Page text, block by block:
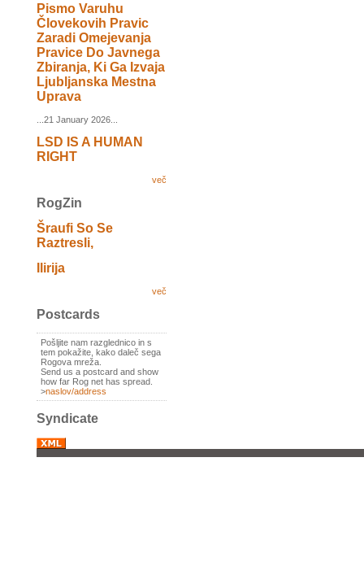
Pismo Varuhu
Človekovih Pravic
Zaradi Omejevanja
Pravice Do Javnega
Zbiranja, Ki Ga Izvaja
Ljubljanska Mestna
Uprava
...21 January 2026...
LSD IS A HUMAN
RIGHT
več
RogZin
Šraufi So Se
Raztresli,
Ilirija
več
Postcards
Pošljite nam razglednico in s
tem pokažite, kako daleč sega
Rogova mreža.
Send us a postcard and show
how far Rog net has spread.
>naslov/address
Syndicate